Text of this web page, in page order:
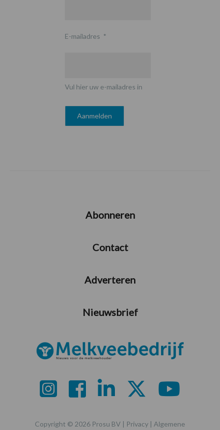
E-mailadres *
Vul hier uw e-mailadres in
Abonneren
Contact
Adverteren
Nieuwsbrief
Copyright © 2026 Prosu BV | Privacy | Algemene